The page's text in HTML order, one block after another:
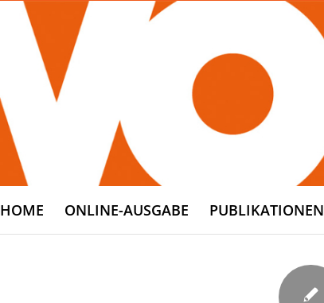
HOME ONLINE-AUSGABE PUBLIKATIONEN